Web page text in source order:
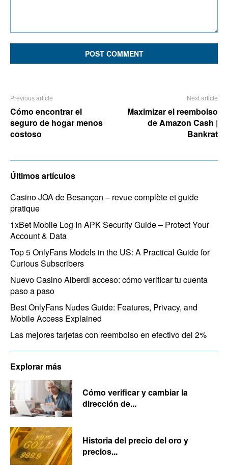
Previous article
Cómo encontrar el
seguro de hogar menos
costoso
Next article
Maximizar el reembolso
de Amazon Cash |
Bankrat
Últimos artículos
Casino JOA de Besançon – revue complète et guide
pratique
1xBet Mobile Log In APK Security Guide – Protect Your
Account & Data
Top 5 OnlyFans Models in the US: A Practical Guide for
Curious Subscribers
Nuevo Casino Alberdi acceso: cómo verificar tu cuenta
paso a paso
Best OnlyFans Nudes Guide: Features, Privacy, and
Mobile Access Explained
Las mejores tarjetas con reembolso en efectivo del 2%
Explorar más
Cómo verificar y cambiar la
dirección de...
Historia del precio del oro y
precios...